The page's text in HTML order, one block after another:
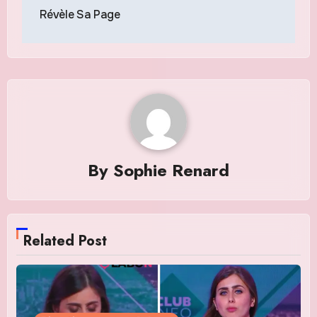
l’article
Révèle Sa Page
By Sophie Renard
Related Post